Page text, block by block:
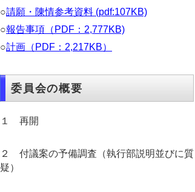
○請願・陳情参考資料 (pdf:107KB)
○報告事項（PDF：2,777KB)
○計画（PDF：2,217KB）
委員会の概要
１ 再開
２ 付議案の予備調査（執行部説明並びに質
疑）